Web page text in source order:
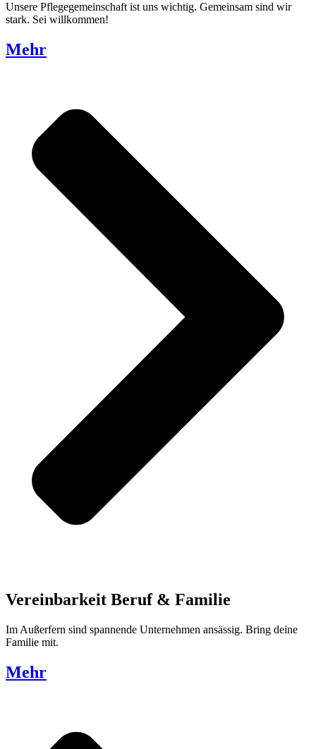
Unsere Pflegegemeinschaft ist uns wichtig. Gemeinsam sind wir
stark. Sei willkommen!
Mehr
Vereinbarkeit Beruf & Familie
Im Außerfern sind spannende Unternehmen ansässig. Bring deine
Familie mit.
Mehr